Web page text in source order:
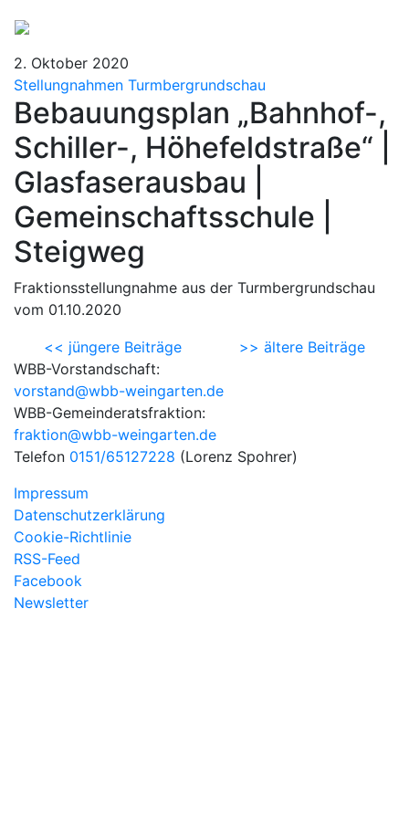
2. Oktober 2020
Stellungnahmen Turmbergrundschau
Bebauungsplan „Bahnhof-,
Schiller-, Höhefeldstraße“ |
Glasfaserausbau |
Gemeinschaftsschule |
Steigweg
Fraktionsstellungnahme aus der Turmbergrundschau
vom 01.10.2020
<< jüngere Beiträge
>> ältere Beiträge
WBB-Vorstandschaft:
vorstand@wbb-weingarten.de
WBB-Gemeinderatsfraktion:
fraktion@wbb-weingarten.de
Telefon 0151/65127228 (Lorenz Spohrer)
Impressum
Datenschutzerklärung
Cookie-Richtlinie
RSS-Feed
Facebook
Newsletter